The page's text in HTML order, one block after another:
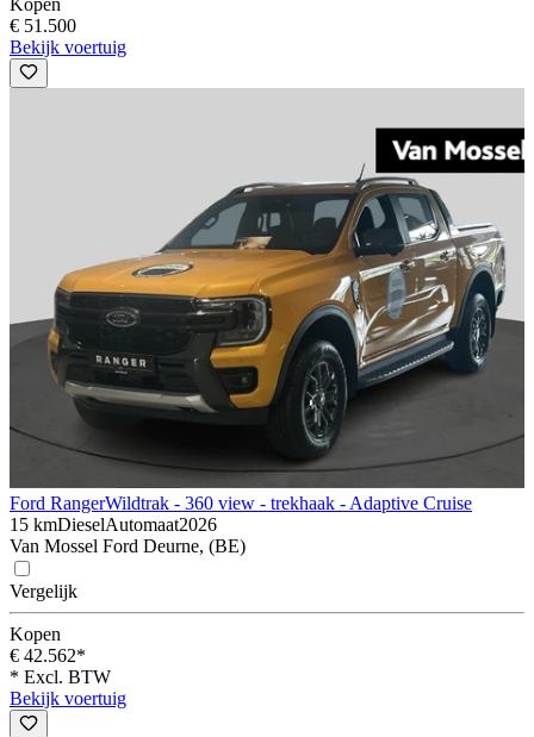
€ 51.500
Bekijk voertuig
Ford RangerWildtrak - 360 view - trekhaak - Adaptive Cruise
15 kmDieselAutomaat2026
Van Mossel Ford Deurne, (BE)
Vergelijk
Kopen
€ 42.562*
* Excl. BTW
Bekijk voertuig